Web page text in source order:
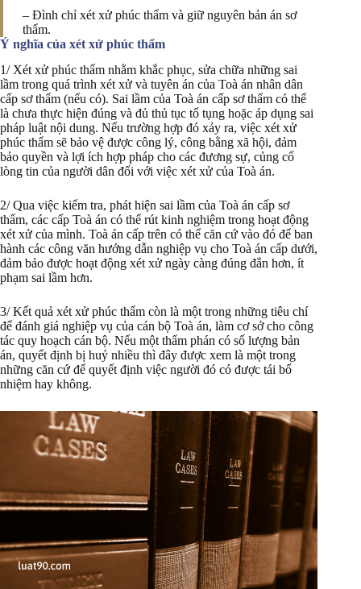
– Đình chỉ xét xử phúc thẩm và giữ nguyên bản án sơ
thẩm.
Ý nghĩa của xét xử phúc thẩm
1/ Xét xử phúc thẩm nhằm khắc phục, sửa chữa những sai
lầm trong quá trình xét xử và tuyên án của Toà án nhân dân
cấp sơ thẩm (nếu có). Sai lầm của Toà án cấp sơ thẩm có thể
là chưa thực hiện đúng và đủ thủ tục tố tụng hoặc áp dụng sai
pháp luật nội dung. Nếu trường hợp đó xảy ra, việc xét xử
phúc thẩm sẽ bảo vệ được công lý, công bằng xã hội, đảm
bảo quyền và lợi ích hợp pháp cho các đương sự, củng cố
lòng tin của người dân đối với việc xét xử của Toà án.
2/ Qua việc kiểm tra, phát hiện sai lầm của Toà án cấp sơ
thẩm, các cấp Toà án có thể rút kinh nghiệm trong hoạt động
xét xử của mình. Toà án cấp trên có thể căn cứ vào đó để ban
hành các công văn hướng dẫn nghiệp vụ cho Toà án cấp dưới,
đảm bảo được hoạt động xét xử ngày càng đúng đắn hơn, ít
phạm sai lầm hơn.
3/ Kết quả xét xử phúc thẩm còn là một trong những tiêu chí
để đánh giá nghiệp vụ của cán bộ Toà án, làm cơ sở cho công
tác quy hoạch cán bộ. Nếu một thẩm phán có số lượng bản
án, quyết định bị huỷ nhiều thì đây được xem là một trong
những căn cứ để quyết định việc người đó có được tái bổ
nhiệm hay không.